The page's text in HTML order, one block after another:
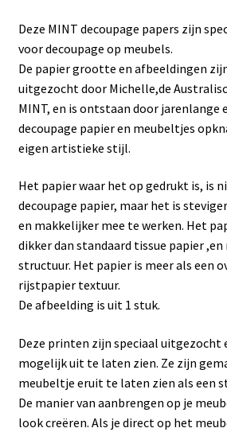
Deze MINT decoupage papers zijn
voor decoupage op meubels.
De papier grootte en afbeeldingen
uitgezocht door Michelle,de
MINT, en is ontstaan door jarenlange
decoupage papier en meubeltjes
eigen artistieke stijl.
Het papier waar het op gedrukt is, is
decoupage papier, maar het is
en makkelijker mee te werken. Het
dikker dan standaard tissue papier ,en
structuur. Het papier is meer als een
rijstpapier textuur.
De afbeelding is uit 1 stuk.
Deze printen zijn speciaal uitgezocht
mogelijk uit te laten zien. Ze zijn
meubeltje eruit te laten zien als een
De manier van aanbrengen op je
look creëren. Als je direct op het